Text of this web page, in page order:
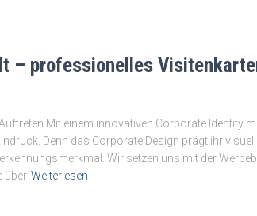
– professionelles
Mit einem innovativen Corporate Identity
Denn das Corporate Design prägt ihr
Wir setzen uns mit der
über Weiterlesen